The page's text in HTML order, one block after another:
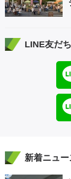
LINE友だ
新着ニュー